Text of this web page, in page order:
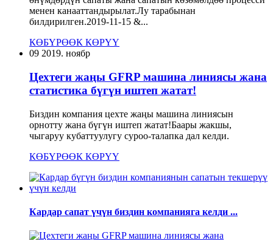
менен канааттандырылат.Лу тарабынан
билдирилген.2019-11-15 &...
КӨБҮРӨӨК КӨРҮҮ
09 2019. ноябр
Цехтеги жаңы GFRP машина линиясы жана
статистика бүгүн иштеп жатат!
Биздин компания цехте жаңы машина линиясын
орнотту жана бүгүн иштеп жатат!Баары жакшы,
чыгаруу кубаттуулугу суроо-талапка дал келди.
КӨБҮРӨӨК КӨРҮҮ
Кардар сапат үчүн биздин компанияга келди ...